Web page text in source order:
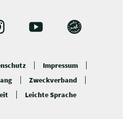
Y
u
b
B
g
Impressum
Zweckverband
Leichte Sprache